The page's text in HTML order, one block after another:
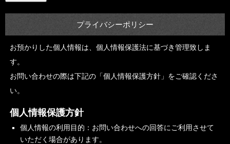
プライバシーポリシー
お預かりした個人情報は、個人情報保護法に基づき管理致しま
す。
お問い合わせの際は下記の「個人情報保護方針」をご確認くださ
い。
個人情報保護方針
個人情報の利用目的：お問い合わせへの回答にご利用させて
いただく場合があります。